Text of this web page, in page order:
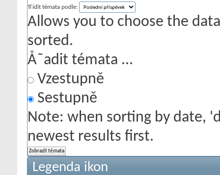
Třídit témata podle:
Allows you to choose the
sorted.
Å˜adit témata ...
Vzestupně
Sestupně
Note: when sorting by date,
newest results first.
Legenda ikon